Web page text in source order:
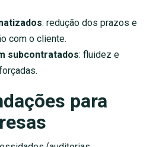
: redução dos prazos e
com o cliente.
subcontratados: fluidez e
para